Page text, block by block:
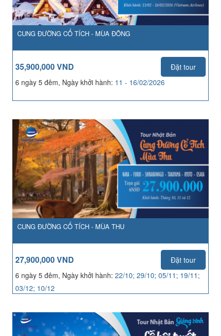
CUNG ĐƯỜNG CỔ TÍCH - MÙA ĐÔNG
35,900,000 VND
Đặt tour
6 ngày 5 đêm, Ngày khởi hành: 11 - 16/02/2026
CUNG ĐƯỜNG CỔ TÍCH - MÙA THU
27,900,000 VND
Đặt tour
6 ngày 5 đêm, Ngày khởi hành: 22/10; 29/10; 05/11; 19/11;
03/12; 10/12